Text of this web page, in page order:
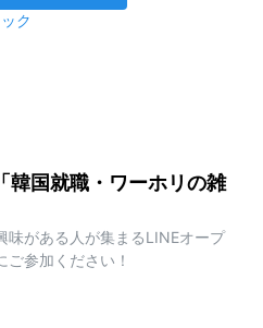
ク
韓国就職・ワーホリの雑
味がある人が集まるLINEオープ
参加ください！